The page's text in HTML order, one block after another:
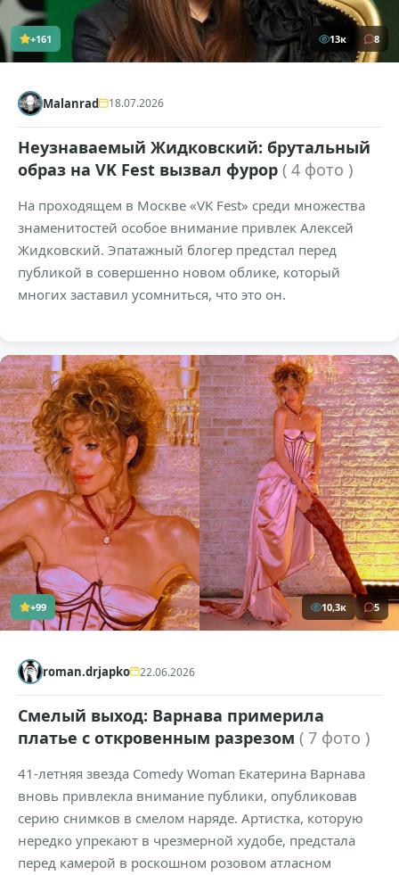
+161 13к 8
Malanrad 18.07.2026
Неузнаваемый Жидковский: брутальный
образ на VK Fest вызвал фурор ( 4 фото )
На проходящем в Москве «VK Fest» среди множества
знаменитостей особое внимание привлек Алексей
Жидковский. Эпатажный блогер предстал перед
публикой в совершенно новом облике, который
многих заставил усомниться, что это он.
+99 10,3к 5
roman.drjapko 22.06.2026
Смелый выход: Варнава примерила
платье с откровенным разрезом ( 7 фото )
41-летняя звезда Comedy Woman Екатерина Варнава
вновь привлекла внимание публики, опубликовав
серию снимков в смелом наряде. Артистка, которую
нередко упрекают в чрезмерной худобе, предстала
перед камерой в роскошном розовом атласном